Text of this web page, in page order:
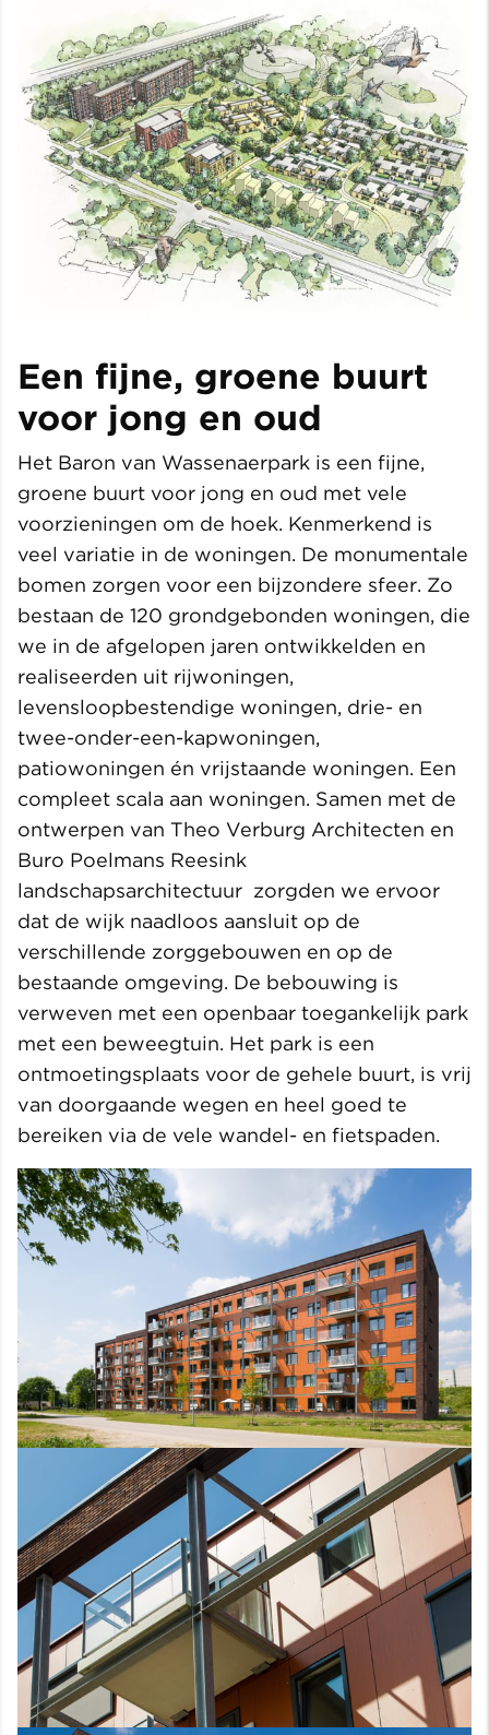
Een fijne, groene buurt
voor jong en oud
Het Baron van Wassenaerpark is een fijne,
groene buurt voor jong en oud met vele
voorzieningen om de hoek. Kenmerkend is
veel variatie in de woningen. De monumentale
bomen zorgen voor een bijzondere sfeer. Zo
bestaan de 120 grondgebonden woningen, die
we in de afgelopen jaren ontwikkelden en
realiseerden uit rijwoningen,
levensloopbestendige woningen, drie- en
twee-onder-een-kapwoningen,
patiowoningen én vrijstaande woningen. Een
compleet scala aan woningen. Samen met de
ontwerpen van Theo Verburg Architecten en
Buro Poelmans Reesink
landschapsarchitectuur zorgden we ervoor
dat de wijk naadloos aansluit op de
verschillende zorggebouwen en op de
bestaande omgeving. De bebouwing is
verweven met een openbaar toegankelijk park
met een beweegtuin. Het park is een
ontmoetingsplaats voor de gehele buurt, is vrij
van doorgaande wegen en heel goed te
bereiken via de vele wandel- en fietspaden.